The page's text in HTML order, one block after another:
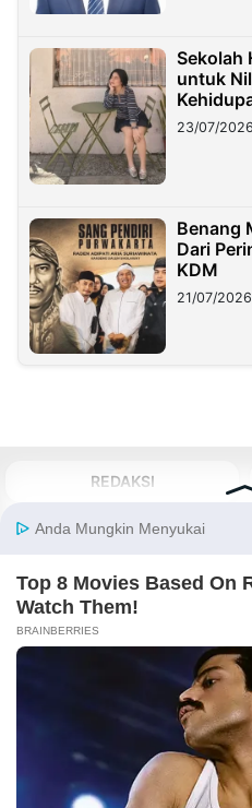
Sekolah
untuk
23/07/
Benang
Dari
KDM
21/07/
REDAKSI
KIRIM KARYA
KIRIM BERITA
About Our